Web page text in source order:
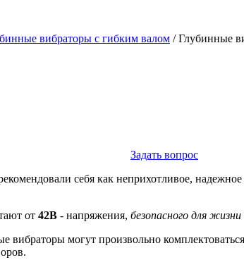
вибраторы с гибким валом / Глубинные
Задать вопрос
себя как неприхотливое,
от 42В - напряжения, безопасного для жизни
вибраторы могут произвольно